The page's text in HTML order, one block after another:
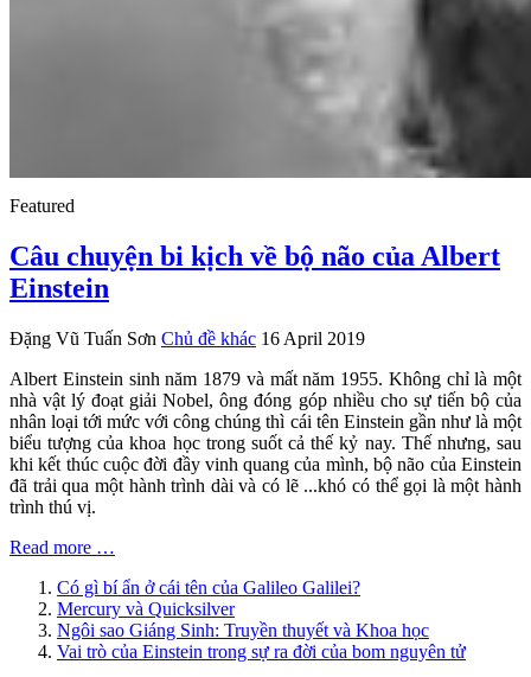
Featured
Câu chuyện bi kịch về bộ não của Albert
Einstein
Đặng Vũ Tuấn Sơn Chủ đề khác 16 April 2019
Albert Einstein sinh năm 1879 và mất năm 1955. Không chỉ là một
nhà vật lý đoạt giải Nobel, ông đóng góp nhiều cho sự tiến bộ của
nhân loại tới mức với công chúng thì cái tên Einstein gần như là một
biểu tượng của khoa học trong suốt cả thế kỷ nay. Thế nhưng, sau
khi kết thúc cuộc đời đầy vinh quang của mình, bộ não của Einstein
đã trải qua một hành trình dài và có lẽ ...khó có thể gọi là một hành
trình thú vị.
Read more …
Có gì bí ẩn ở cái tên của Galileo Galilei?
Mercury và Quicksilver
Ngôi sao Giáng Sinh: Truyền thuyết và Khoa học
Vai trò của Einstein trong sự ra đời của bom nguyên tử